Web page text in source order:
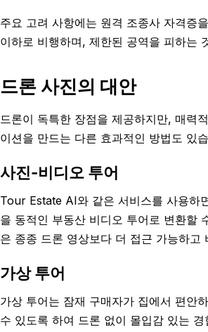
주요 고려 사항에는 원격 조종사 자격증
이하로 비행하며, 제한된 공역을 피하는
드론 사진의 대안
드론이 독특한 장점을 제공하지만, 매력
이션을 만드는 다른 효과적인 방법도 있
사진-비디오 투어
Tour Estate AI와 같은 서비스를 사용하
을 동적인 부동산 비디오 투어로 변환할
은 종종 드론 영상보다 더 접근 가능하고
가상 투어
가상 투어는 잠재 구매자가 집에서 편안
수 있도록 하여 드론 없이 몰입감 있는 경